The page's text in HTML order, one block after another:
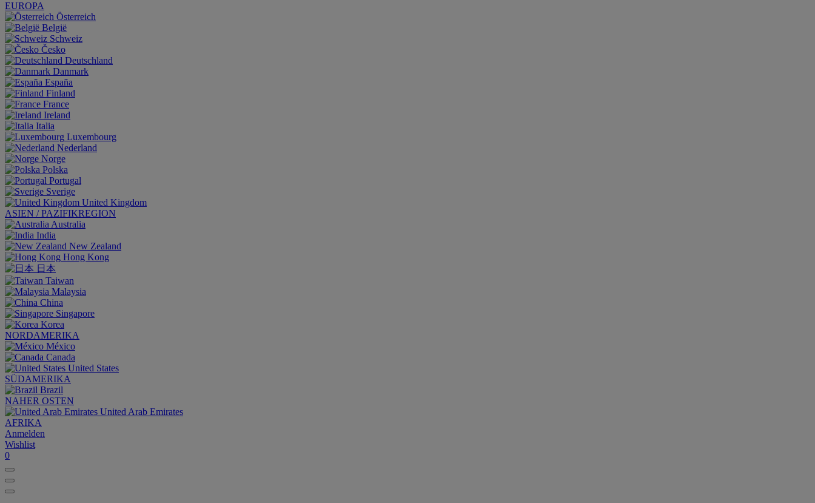
EUROPA
Österreich
België
Schweiz
Česko
Deutschland
Danmark
España
Finland
France
Ireland
Italia
Luxembourg
Nederland
Norge
Polska
Portugal
Sverige
United Kingdom
ASIEN / PAZIFIKREGION
Australia
India
New Zealand
Hong Kong
日本
Taiwan
Malaysia
China
Singapore
Korea
NORDAMERIKA
México
Canada
United States
SÜDAMERIKA
Brazil
NAHER OSTEN
United Arab Emirates
AFRIKA
Anmelden
Wishlist
0